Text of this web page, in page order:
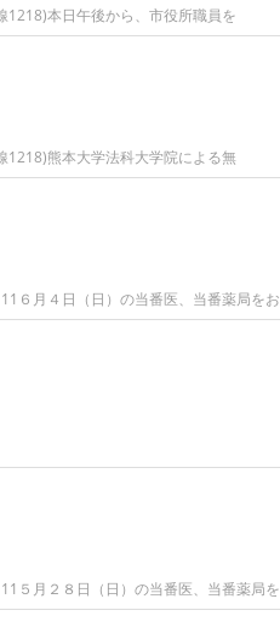
1218)本日午後から、市役所職員を
1218)熊本大学法科大学院による無
６月４日（日）の当番医、当番薬局をお
５月２８日（日）の当番医、当番薬局を